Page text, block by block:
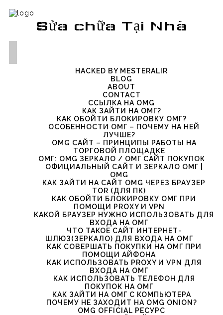
Sửa chữa Tại Nhà
HACKED BY MESTERALIR
BLOG
ABOUT
CONTACT
ССЫЛКА НА OMG
КАК ЗАЙТИ НА ОМГ?
КАК ОБОЙТИ БЛОКИРОВКУ ОМГ?
ОСОБЕННОСТИ ОМГ – ПОЧЕМУ НА НЕЙ
ЛУЧШЕ?
OMG САЙТ – ПРИНЦИПЫ РАБОТЫ НА
ТОРГОВОЙ ПЛОЩАДКЕ
ОМГ: OMG ЗЕРКАЛО / ОМГ САЙТ ПОКУПОК
ОФИЦИАЛЬНЫЙ САЙТ И ЗЕРКАЛО ОМГ |
OMG
КАК ЗАЙТИ НА САЙТ OMG ЧЕРЕЗ БРАУЗЕР
TOR (ДЛЯ ПК)
КАК ОБОЙТИ БЛОКИРОВКУ ОМГ ПРИ
ПОМОЩИ PROXY И VPN
КАКОЙ БРАУЗЕР НУЖНО ИСПОЛЬЗОВАТЬ ДЛЯ
ВХОДА НА ОМГ
ЧТО ТАКОЕ САЙТ ИНТЕРНЕТ-
ШЛЮЗ(ЗЕРКАЛО) ДЛЯ ВХОДА НА ОМГ
КАК СОВЕРШАТЬ ПОКУПКИ НА ОМГ ПРИ
ПОМОЩИ АЙФОНА
КАК ИСПОЛЬЗОВАТЬ PROXY И VPN ДЛЯ
ВХОДА НА ОМГ
КАК ИСПОЛЬЗОВАТЬ ТЕЛЕФОН ДЛЯ
ПОКУПОК НА ОМГ
КАК ЗАЙТИ НА ОМГ С КОМПЬЮТЕРА
ПОЧЕМУ НЕ ЗАХОДИТ НА OMG ONION?
OMG OFFICIAL РЕСУРС